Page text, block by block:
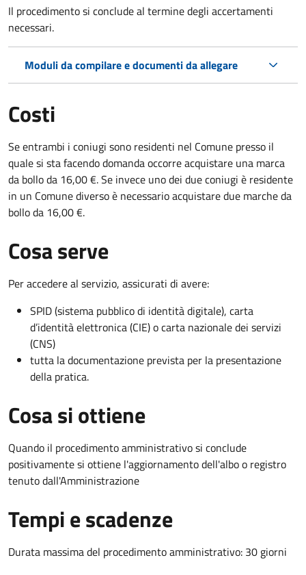
Il procedimento si conclude al termine degli accertamenti
necessari.
Moduli da compilare e documenti da allegare
Costi
Se entrambi i coniugi sono residenti nel Comune presso il
quale si sta facendo domanda occorre acquistare una marca
da bollo da 16,00 €. Se invece uno dei due coniugi è residente
in un Comune diverso è necessario acquistare due marche da
bollo da 16,00 €.
Cosa serve
Per accedere al servizio, assicurati di avere:
SPID (sistema pubblico di identità digitale), carta
d’identità elettronica (CIE) o carta nazionale dei servizi
(CNS)
tutta la documentazione prevista per la presentazione
della pratica.
Cosa si ottiene
Quando il procedimento amministrativo si conclude
positivamente si ottiene l'aggiornamento dell'albo o registro
tenuto dall'Amministrazione
Tempi e scadenze
Durata massima del procedimento amministrativo: 30 giorni